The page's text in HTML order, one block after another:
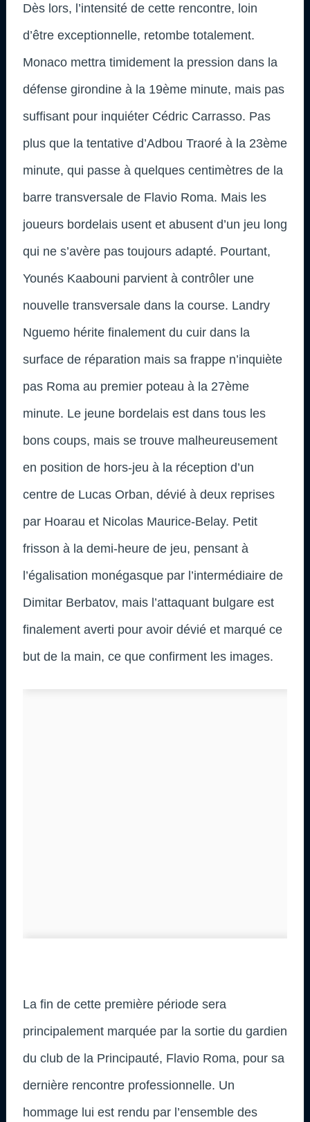
Dès lors, l’intensité de cette rencontre, loin
d’être exceptionnelle, retombe totalement.
Monaco mettra timidement la pression dans la
défense girondine à la 19ème minute, mais pas
suffisant pour inquiéter Cédric Carrasso. Pas
plus que la tentative d’Adbou Traoré à la 23ème
minute, qui passe à quelques centimètres de la
barre transversale de Flavio Roma. Mais les
joueurs bordelais usent et abusent d’un jeu long
qui ne s’avère pas toujours adapté. Pourtant,
Younés Kaabouni parvient à contrôler une
nouvelle transversale dans la course. Landry
Nguemo hérite finalement du cuir dans la
surface de réparation mais sa frappe n’inquiète
pas Roma au premier poteau à la 27ème
minute. Le jeune bordelais est dans tous les
bons coups, mais se trouve malheureusement
en position de hors-jeu à la réception d’un
centre de Lucas Orban, dévié à deux reprises
par Hoarau et Nicolas Maurice-Belay. Petit
frisson à la demi-heure de jeu, pensant à
l’égalisation monégasque par l’intermédiaire de
Dimitar Berbatov, mais l’attaquant bulgare est
finalement averti pour avoir dévié et marqué ce
but de la main, ce que confirment les images.
La fin de cette première période sera
principalement marquée par la sortie du gardien
du club de la Principauté, Flavio Roma, pour sa
dernière rencontre professionnelle. Un
hommage lui est rendu par l’ensemble des